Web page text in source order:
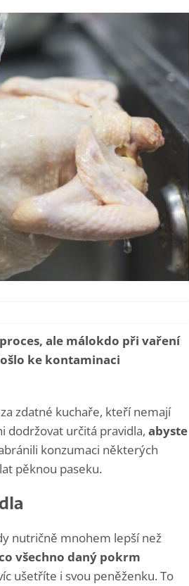
ale málokdo při vaření
ke kontaminaci
zdatné kuchaře, kteří nemají
dodržovat určitá pravidla, abyste
konzumaci některých
pěknou paseku.
nutričně mnohem lepší než
všechno daný pokrm
ušetříte i svou peněženku. To